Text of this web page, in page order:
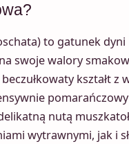
to gatunek
swoje walory
beczułkowaty kształt
nutą
wytrawnymi, jak i